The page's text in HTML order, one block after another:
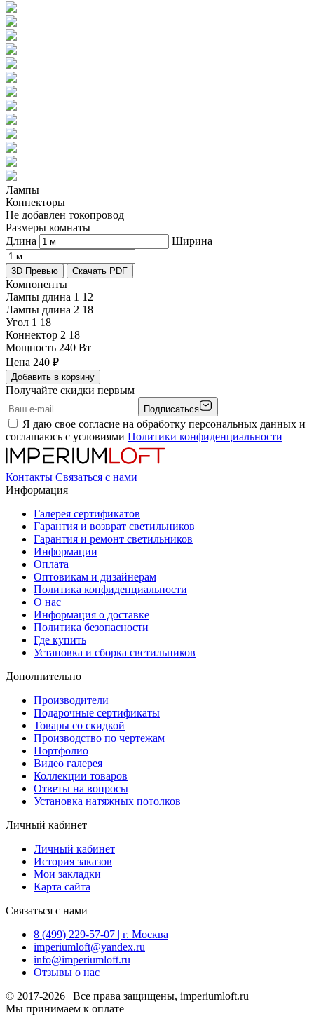
Лампы
Коннекторы
Не добавлен токопровод
Размеры комнаты
Длина
Ширина
3D Превью Скачать PDF
Компоненты
Лампы длина 1 12
Лампы длина 2 18
Угол 1 18
Коннектор 2 18
Мощность 240 Вт
Цена 240 ₽
Добавить в корзину
Получайте скидки первым
Подписаться
Я даю свое согласие на обработку персональных данных и
соглашаюсь с условиями Политики конфиденциальности
Контакты Связаться с нами
Информация
Галерея сертификатов
Гарантия и возврат светильников
Гарантия и ремонт светильников
Информации
Оплата
Оптовикам и дизайнерам
Политика конфиденциальности
О нас
Информация о доставке
Политика безопасности
Где купить
Установка и сборка светильников
Дополнительно
Производители
Подарочные сертификаты
Товары со скидкой
Производство по чертежам
Портфолио
Видео галерея
Коллекции товаров
Ответы на вопросы
Установка натяжных потолков
Личный кабинет
Личный кабинет
История заказов
Мои закладки
Карта сайта
Связаться с нами
8 (499) 229-57-07 | г. Москва
imperiumloft@yandex.ru
info@imperiumloft.ru
Отзывы о нас
© 2017-2026 | Все права защищены, imperiumloft.ru
Мы принимаем к оплате